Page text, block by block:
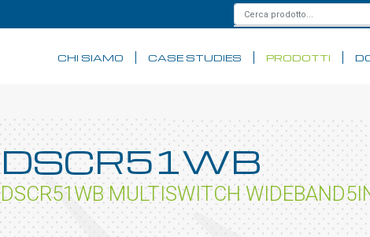
CHI SIAMO CASE STUDIES PRODOTTI
DSCR51WB
DSCR51WB MULTISWITCH